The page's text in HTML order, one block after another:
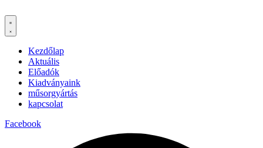
Kezdőlap
Aktuális
Előadók
Kiadványaink
műsorgyártás
kapcsolat
Facebook